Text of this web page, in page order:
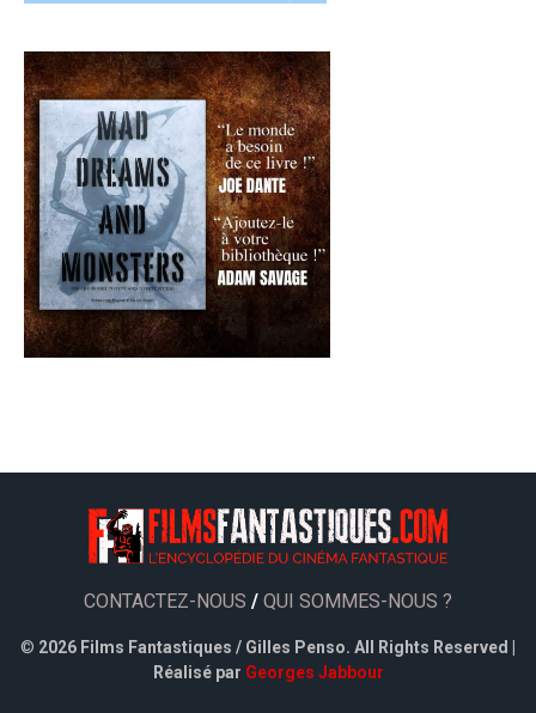
CONTACTEZ-NOUS / QUI SOMMES-NOUS ?
© 2026 Films Fantastiques / Gilles Penso. All Rights Reserved |
Réalisé par Georges Jabbour